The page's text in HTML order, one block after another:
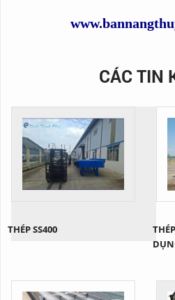
CÁC TIN
THÉP SS400